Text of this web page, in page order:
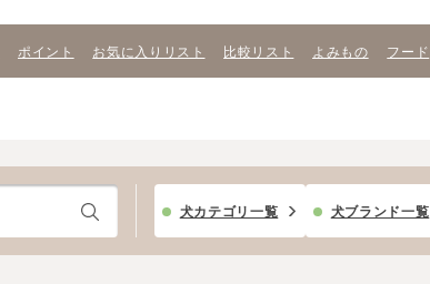
ポイント お気に入りリスト 比較リスト よみもの フード
犬カテゴリ一覧 犬ブランド一覧